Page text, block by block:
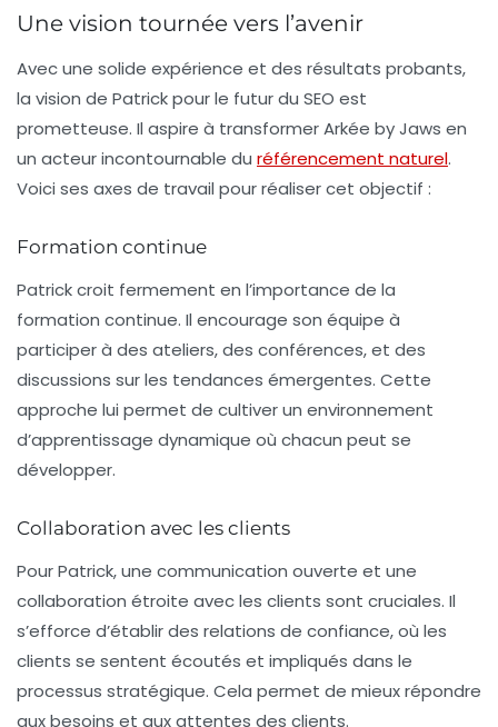
Une vision tournée vers l’avenir
Avec une solide expérience et des résultats probants,
la vision de Patrick pour le futur du SEO est
prometteuse. Il aspire à transformer Arkée by Jaws en
un acteur incontournable du référencement naturel.
Voici ses axes de travail pour réaliser cet objectif :
Formation continue
Patrick croit fermement en l’importance de la
formation continue. Il encourage son équipe à
participer à des ateliers, des conférences, et des
discussions sur les tendances émergentes. Cette
approche lui permet de cultiver un environnement
d’apprentissage dynamique où chacun peut se
développer.
Collaboration avec les clients
Pour Patrick, une communication ouverte et une
collaboration étroite avec les clients sont cruciales. Il
s’efforce d’établir des relations de confiance, où les
clients se sentent écoutés et impliqués dans le
processus stratégique. Cela permet de mieux répondre
aux besoins et aux attentes des clients.